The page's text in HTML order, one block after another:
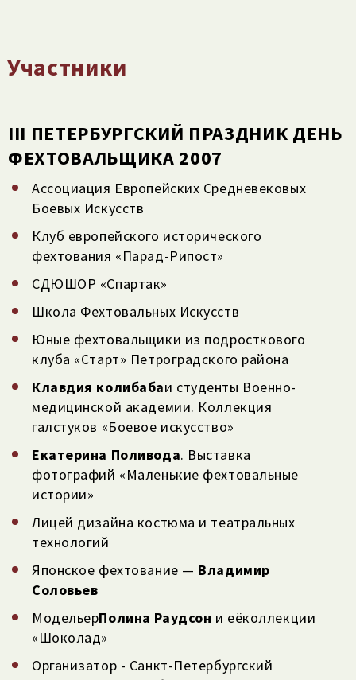
Участники
III ПЕТЕРБУРГСКИЙ ПРАЗДНИК ДЕНЬ
ФЕХТОВАЛЬЩИКА 2007
Ассоциация Европейских Средневековых
Боевых Искусств
Клуб европейского исторического
фехтования «Парад-Рипост»
СДЮШОР «Спартак»
Школа Фехтовальных Искусств
Юные фехтовальщики из подросткового
клуба «Старт» Петроградского района
Клавдия колибабаи студенты Военно-
медицинской академии. Коллекция
галстуков «Боевое искусство»
Екатерина Поливода. Выставка
фотографий «Маленькие фехтовальные
истории»
Лицей дизайна костюма и театральных
технологий
Японское фехтование — Владимир
Соловьев
МодельерПолина Раудсон и еёколлекции
«Шоколад»
Организатор - Санкт-Петербургский